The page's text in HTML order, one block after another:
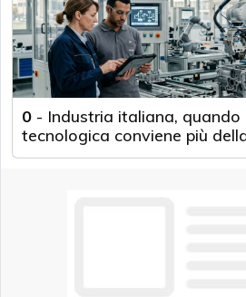
0 - Industria italiana, quando
tecnologica conviene più